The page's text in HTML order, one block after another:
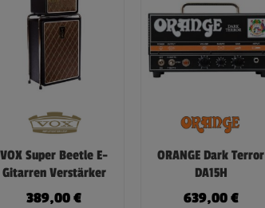
VOX Super Beetle E-
Gitarren Verstärker
389,00€
ORANGE Dark Terror
DA15H
639,00€